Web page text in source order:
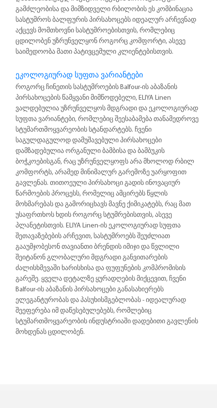
გამძლეობისა და მიმზიდველი რბილობის ეს კომბინაცია
სასტუმროს ბალფურის პირსახოცებს იდეალურ არჩევნად
აქცევს მომთხოვნი სასტუმროებისთვის, რომლებიც
ცდილობენ უზრუნველყონ როგორც კომფორტი, ასევე
საიმედოობა მათი პატივცემული კლიენტებისთვის.
ეკოლოგიურად სუფთა ვარიანტები
როგორც ჩინეთის სასტუმროების Balfour-ის აბაზანის
პირსახოცების წამყვანი მიმწოდებელი, ELIYA Linen
ვალდებულია უზრუნველყოს მდგრადი და ეკოლოგიურად
სუფთა ვარიანტები, რომლებიც შეესაბამება თანამედროვე
სტუმართმოყვარეობის სტანდარტებს. ჩვენი
საგულდაგულოდ დამუშავებული პირსახოცები
დამზადებულია ორგანული ბამბისა და ბამბუკის
ბოჭკოებისგან, რაც უზრუნველყოფს არა მხოლოდ რბილ
კომფორტს, არამედ მინიმალურ გარემოზე უარყოფით
გავლენას. თითოეული პირსახოცი გადის ინოვაციურ
წარმოების პროცესს, რომელიც ამცირებს წყლის
მოხმარებას და გამორიცხავს მავნე ქიმიკატებს, რაც მათ
უსაფრთხოს ხდის როგორც სტუმრებისთვის, ასევე
პლანეტისთვის. ELIYA Linen-ის ეკოლოგიურად სუფთა
შეთავაზებების არჩევით, სასტუმროებს შეუძლიათ
გააუმჯობესონ თავიანთი ბრენდის იმიჯი და წვლილი
შეიტანონ გლობალური მდგრადი განვითარების
ძალისხმევაში ხარისხისა და ფუფუნების კომპრომისის
გარეშე. ყველა დეტალზე ყურადღების მიქცევით, ჩვენი
Balfour-ის აბაზანის პირსახოცები განასახიერებს
ელეგანტურობას და პასუხისმგებლობას - იდეალურად
შეეფერება იმ დაწესებულებებს, რომლებიც
სტუმართმოყვარეობის ინდუსტრიაში დადებითი გავლენის
მოხდენას ცდილობენ.